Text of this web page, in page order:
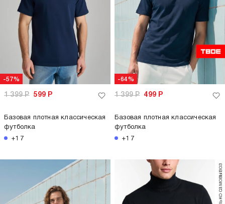
-57%
1 399Р 599 Р
Базовая плотная классическая
футболка
+17
-64%
1 399Р 499 Р
Базовая плотная классическая
футболка
+17
только самовывоз